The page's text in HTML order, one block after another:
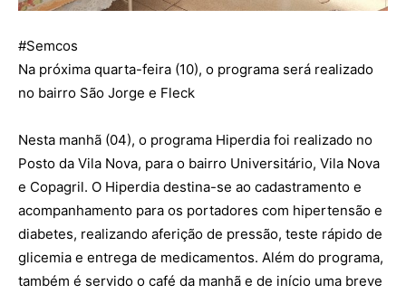
#Semcos
Na próxima quarta-feira (10), o programa será realizado
no bairro São Jorge e Fleck
Nesta manhã (04), o programa Hiperdia foi realizado no
Posto da Vila Nova, para o bairro Universitário, Vila Nova
e Copagril. O Hiperdia destina-se ao cadastramento e
acompanhamento para os portadores com hipertensão e
diabetes, realizando aferição de pressão, teste rápido de
glicemia e entrega de medicamentos. Além do programa,
também é servido o café da manhã e de início uma breve